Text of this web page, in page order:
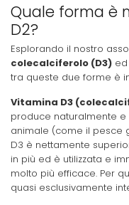
Quale forma è
D2?
Esplorando il nostro
colecalciferolo (D3) ed
tra queste due forme è
Vitamina D3
produce naturalmente
animale (come il pesce
D3 è nettamente
in più ed è utilizzata e
molto più efficace. Per
quasi esclusivamente